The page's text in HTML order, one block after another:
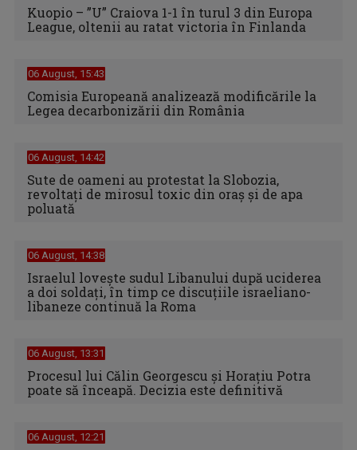
Kuopio – ”U” Craiova 1-1 în turul 3 din Europa
League, oltenii au ratat victoria în Finlanda
06 August, 15:43
Comisia Europeană analizează modificările la
Legea decarbonizării din România
06 August, 14:42
Sute de oameni au protestat la Slobozia,
revoltați de mirosul toxic din oraș și de apa
poluată
06 August, 14:38
Israelul loveşte sudul Libanului după uciderea
a doi soldaţi, în timp ce discuţiile israeliano-
libaneze continuă la Roma
06 August, 13:31
Procesul lui Călin Georgescu și Horațiu Potra
poate să înceapă. Decizia este definitivă
06 August, 12:21